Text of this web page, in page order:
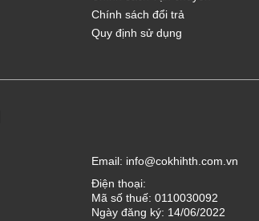
Chính sách đổi trả
Quy định sử dụng
Email: info@cokhihth.com.vn
Điện thoại:
Mã số thuế: 0110030092
Ngày đăng ký: 14/06/2022